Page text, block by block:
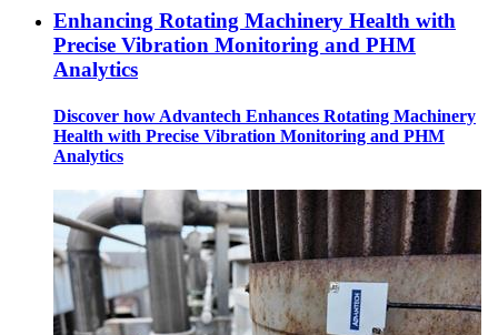
Enhancing Rotating Machinery Health with
Precise Vibration Monitoring and PHM
Analytics
Discover how Advantech Enhances Rotating Machinery
Health with Precise Vibration Monitoring and PHM
Analytics